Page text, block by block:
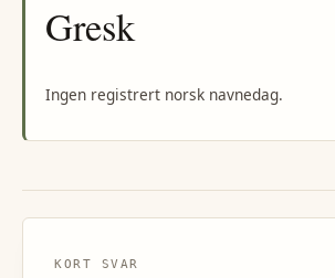
Gresk
Ingen registrert norsk navnedag.
KORT SVAR